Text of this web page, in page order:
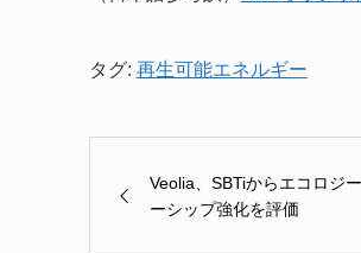
タグ: 再生可能エネルギー
Veolia、SBTiからエコロジ
ーシップ強化を評価